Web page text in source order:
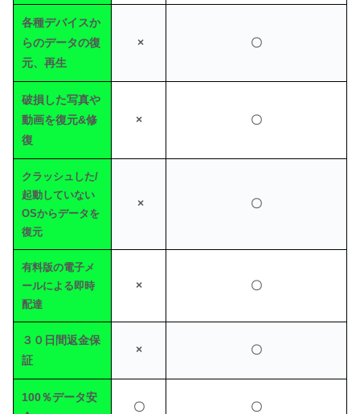
各種デバイスか
らのデータの復
元、再生
× 〇
破損した写真や
動画を復元&修
復
× 〇
クラッシュした/
起動していない
OSからデータを
復元
× 〇
有料版の電子メ
ールによる即時
配達
× 〇
３０日間返金保
証
× 〇
100％データ安
〇 〇